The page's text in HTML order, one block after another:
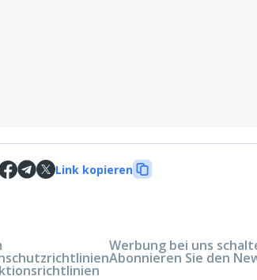
Link kopieren
Werbung bei uns
Abonnieren Sie den